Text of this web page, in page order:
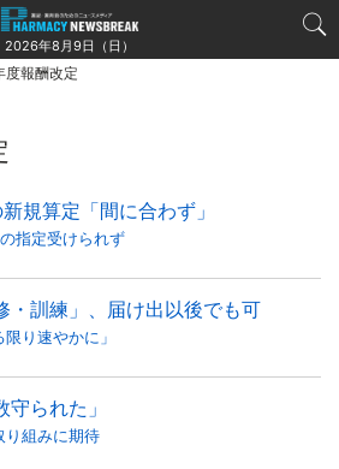
2026年8月9日（日）
報酬改定
規算定「間に合わず」
指定受けられず
・訓練」、届け出以後でも可
り速やかに」
られた」
り組みに期待